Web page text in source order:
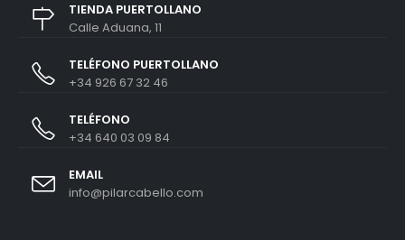
TIENDA PUERTOLLANO
Calle Aduana, 11
TELÉFONO PUERTOLLANO
+34 926 67 32 46
TELÉFONO
+34 640 03 09 84
EMAIL
info@pilarcabello.com